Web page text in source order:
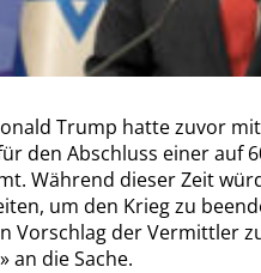
Trump hatte zuvor
den Abschluss einer auf
Während dieser Zeit
um den Krieg zu
Vorschlag der Vermittler
an die Sache.